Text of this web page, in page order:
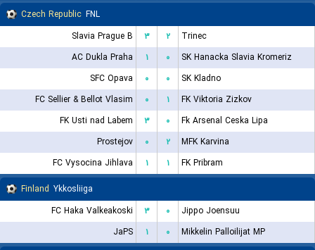
Czech Republic FNL
Slavia Prague B
۳ ۲
Trinec
AC Dukla Praha
۱ ۰
SK Hanacka Slavia Kromeriz
SFC Opava
۰ ۰
SK Kladno
FC Sellier & Bellot Vlasim
۰ ۱
FK Viktoria Zizkov
FK Usti nad Labem
۳ ۰
Fk Arsenal Ceska Lipa
Prostejov
۰ ۲
MFK Karvina
FC Vysocina Jihlava
۱ ۱
FK Pribram
Finland Ykkosliiga
FC Haka Valkeakoski
۳ ۰
Jippo Joensuu
JaPS
۱ ۰
Mikkelin Palloilijat MP